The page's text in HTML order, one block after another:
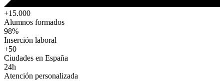
+15.000
Alumnos formados
98%
Inserción laboral
+50
Ciudades en España
24h
Atención personalizada